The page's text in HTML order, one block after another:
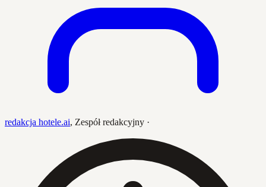
redakcja hotele.ai, Zespół redakcyjny ·